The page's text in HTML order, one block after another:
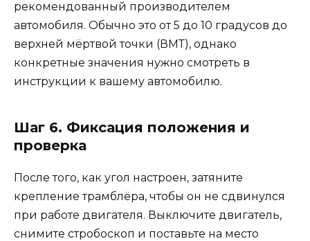
рекомендованный производителем
автомобиля. Обычно это от 5 до 10 градусов до
верхней мёртвой точки (ВМТ), однако
конкретные значения нужно смотреть в
инструкции к вашему автомобилю.
Шаг 6. Фиксация положения и
проверка
После того, как угол настроен, затяните
крепление трамблёра, чтобы он не сдвинулся
при работе двигателя. Выключите двигатель,
снимите стробоскоп и поставьте на место